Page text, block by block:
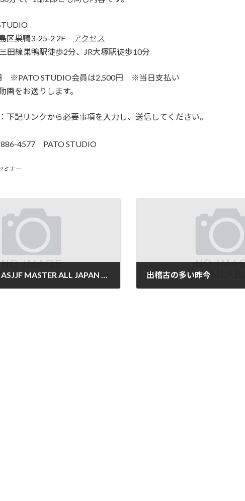
区巣鴨3-25-2 2F
アクセス
田線巣鴨駅徒歩2分、JR大塚駅徒歩10分
※PATO STUDIO会員は2,500円 ※当日支払い
をお送りします。
下記リンクから必要事項を入力し、送信してください。
4577 PATO STUDIO
ミナー
【大会結果】ASJJF MASTER ALL JAPAN OPEN TOURNAMENT 2017にPATO STUDIOから2名が入賞 出稽古の多い昨今